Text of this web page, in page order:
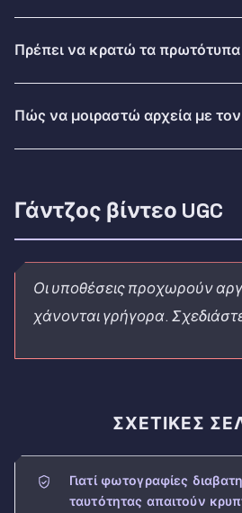
Πρέπει να κρατώ τα
Πώς να μοιραστώ αρχεία με
Γάντζος βίντεο UGC
Οι υποθέσεις προχωρούν
χάνονται γρήγορα.
ΣΧΕΤΙΚΈΣ
Γιατί φωτογραφίες
ταυτότητας απαιτούν